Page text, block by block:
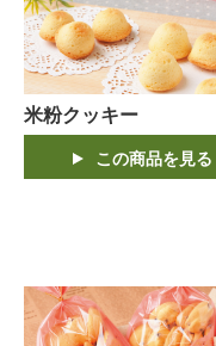
米粉クッキー
この商品を見る